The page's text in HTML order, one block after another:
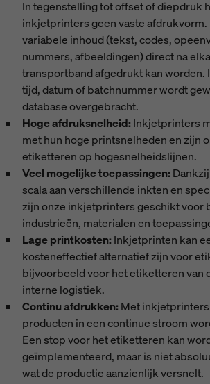
In tegenstelling tot offset of diepdruk
inkjetprinters geen vaste
variabele inhoud (tekst, codes,
nummers, afbeeldingen) direct na
transportband afgedrukt kan worden.
tijd, datum of batchnummer wordt
database overgebracht.
Hoge afdruksnelheid: Inkjetprinters
met hun hoge printsnelheden en zijn
etiketteren op hogesnelheidslijnen.
Veel mogelijke toepassingen:
scala aan verschillende inkten en
zijn onze inkjetprinters geschikt voor
industrieën, materialen en
Lage printkosten: Inkjetprinten kan
kosteneffectief alternatief zijn voor
bijvoorbeeld voor het etiketteren van
interne logistiek.
Continu afdrukken: Met
producten in een continue stroom
Een stop voor het etiketteren kan
geïmplementeerd, maar is niet
wat de productie aanzienlijk versnelt.